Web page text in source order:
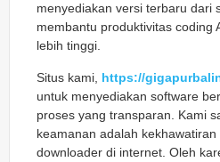
menyediakan versi terbaru dari
membantu produktivitas coding
lebih tinggi.
Situs kami, https://
untuk menyediakan software
proses yang transparan. Kami
keamanan adalah
downloader di internet. Oleh